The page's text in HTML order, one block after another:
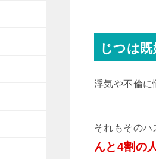
じつは
浮気や不倫に
それもそのハ
んと4割の